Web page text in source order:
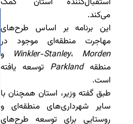
می‌کند.
این برنامه بر اساس طرح‌های
مهاجرت منطقه‌ای موجود در
Winkler-Stanley، Morden
و
منطقهParkland توسعه یافته
است.
طبق گفته وزیر، استان همچنان با
سایر شهرداری‌های منطقه‌ای و
روستایی برای توسعه طرح‌های